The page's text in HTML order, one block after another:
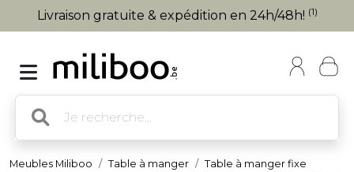
Livraison gratuite & expédition en 24h/48h! (1)
Meubles Miliboo Table à manger
Table à manger fixe